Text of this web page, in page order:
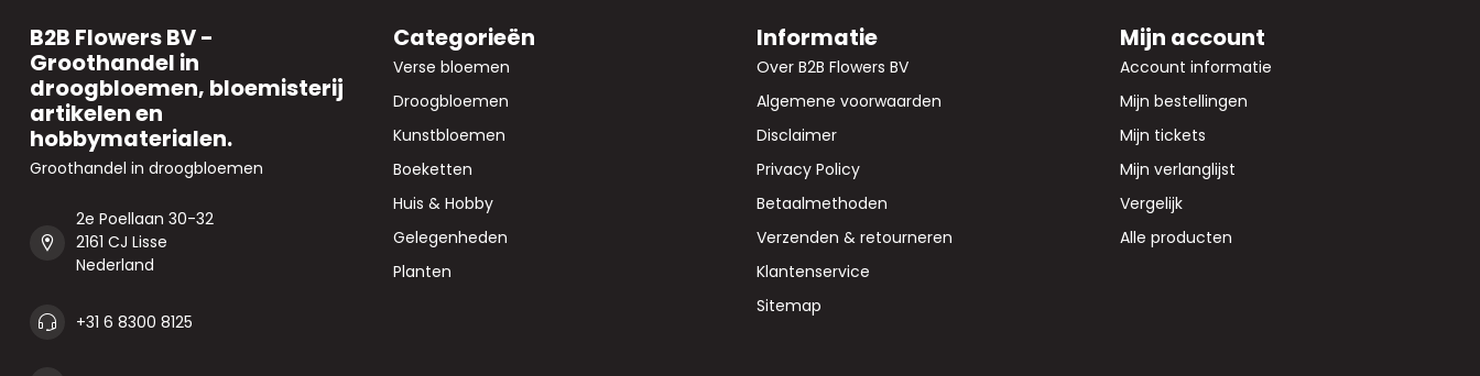
B2B Flowers BV -
Groothandel in
droogbloemen, bloemisterij
artikelen en
hobbymaterialen.
Groothandel in droogbloemen
2e Poellaan 30-32
2161 CJ Lisse
Nederland
+31 6 8300 8125
Categorieën
Verse bloemen
Droogbloemen
Kunstbloemen
Boeketten
Huis & Hobby
Gelegenheden
Planten
Informatie
Over B2B Flowers BV
Algemene voorwaarden
Disclaimer
Privacy Policy
Betaalmethoden
Verzenden & retourneren
Klantenservice
Sitemap
Mijn account
Account informatie
Mijn bestellingen
Mijn tickets
Mijn verlanglijst
Vergelijk
Alle producten